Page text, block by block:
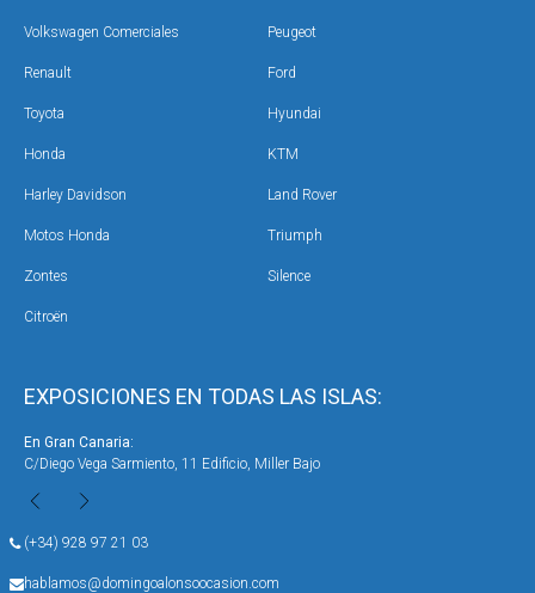
EXPOSICIONES EN TODAS LAS ISLAS:
En Gran Canaria:
C/Diego Vega Sarmiento, 11 Edificio, Miller Bajo
(+34) 928 97 21 03
hablamos@domingoalonsoocasion.com
Volkswagen Comerciales Peugeot
Renault Ford
Toyota Hyundai
Honda KTM
Harley Davidson Land Rover
Motos Honda Triumph
Zontes Silence
Citroën